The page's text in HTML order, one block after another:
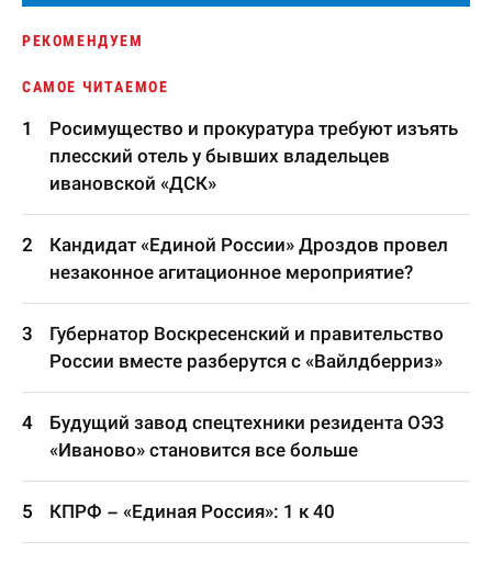
РЕКОМЕНДУЕМ
САМОЕ ЧИТАЕМОЕ
Росимущество и прокуратура требуют изъять
плесский отель у бывших владельцев
ивановской «ДСК»
Кандидат «Единой России» Дроздов провел
незаконное агитационное мероприятие?
Губернатор Воскресенский и правительство
России вместе разберутся с «Вайлдберриз»
Будущий завод спецтехники резидента ОЭЗ
«Иваново» становится все больше
КПРФ – «Единая Россия»: 1 к 40